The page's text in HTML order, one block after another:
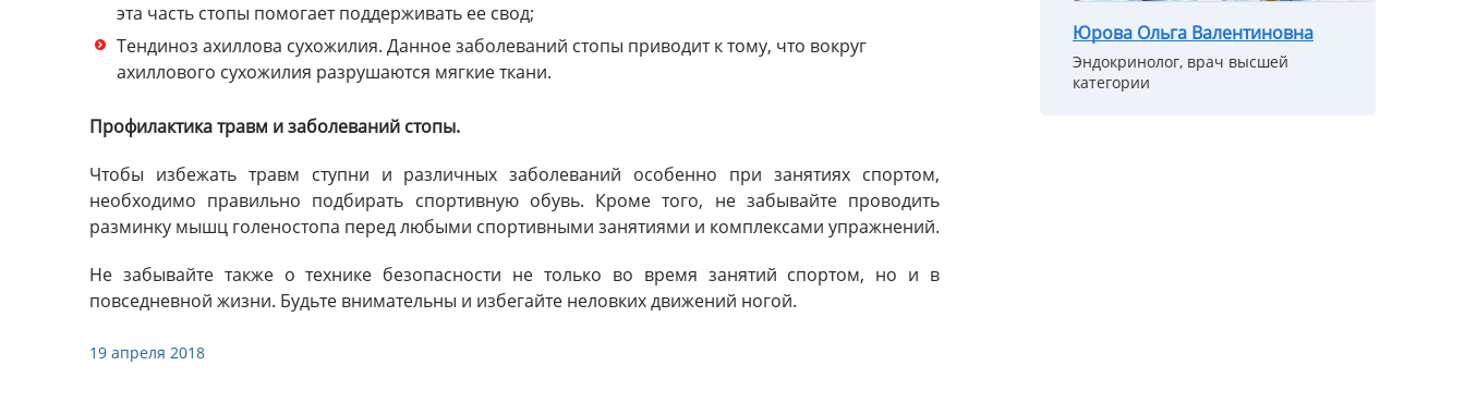
эта часть стопы помогает поддерживать ее свод;
Тендиноз ахиллова сухожилия. Данное заболеваний стопы приводит к тому, что вокруг
ахиллового сухожилия разрушаются мягкие ткани.
Профилактика травм и заболеваний стопы.
Чтобы избежать травм ступни и различных заболеваний особенно при занятиях спортом,
необходимо правильно подбирать спортивную обувь. Кроме того, не забывайте проводить
разминку мышц голеностопа перед любыми спортивными занятиями и комплексами упражнений.
Не забывайте также о технике безопасности не только во время занятий спортом, но и в
повседневной жизни. Будьте внимательны и избегайте неловких движений ногой.
19 апреля 2018
Юрова Ольга Валентиновна
Эндокринолог, врач высшей
категории